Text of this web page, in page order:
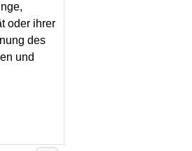
oder ihrer
des
und